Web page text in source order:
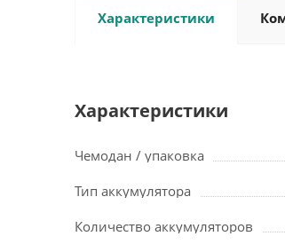
Характеристики
Характеристики
Чемодан / упаковка
Тип аккумулятора
Количество аккумуляторов